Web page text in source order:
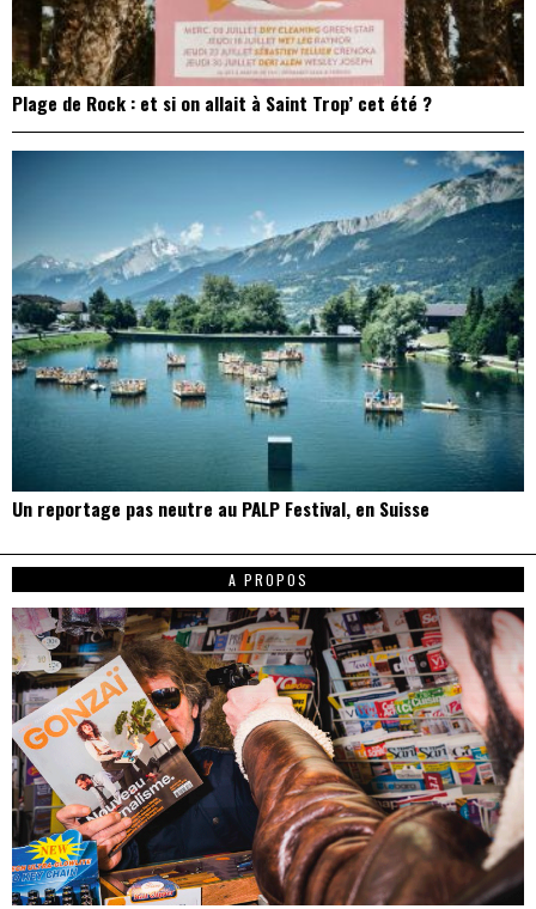
Plage de Rock : et si on allait à Saint Trop’ cet été ?
Un reportage pas neutre au PALP Festival, en Suisse
A PROPOS